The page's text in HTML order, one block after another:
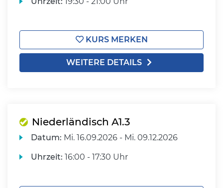
KURS MERKEN
WEITERE DETAILS
Niederländisch A1.3
Datum: Mi. 16.09.2026 - Mi. 09.12.2026
Uhrzeit: 16:00 - 17:30 Uhr